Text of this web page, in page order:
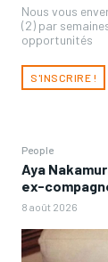
Nous vous
(2) par
opportunités
S'INSCRIRE !
People
Aya
ex-
8 août 2026